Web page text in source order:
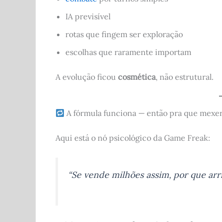
IA previsível
rotas que fingem ser exploração
escolhas que raramente importam
A evolução ficou cosmética, não estrutural.
A fórmula funciona — então pra que
Aqui está o nó psicológico da Game Freak:
“Se vende milhões assim, por que